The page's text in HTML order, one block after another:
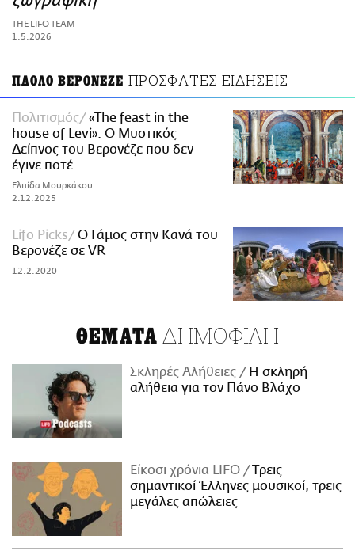
ΑΜΠΑ
PRINT
THE LIFO TEAM
1.5.2026
ΠΑΟΛΟ ΒΕΡΟΝΕΖΕ ΠΡΟΣΦΑΤΕΣ ΕΙΔΗΣΕΙΣ
Πολιτισμός
«The feast in the
house of Levi»: O Μυστικός
Δείπνος του Βερονέζε που δεν
έγινε ποτέ
Ελπίδα Μουρκάκου
2.12.2025
Lifo Picks
Ο Γάμος στην Κανά του
Βερονέζε σε VR
12.2.2020
ΘΕΜΑΤΑ ΔΗΜΟΦΙΛΗ
Σκληρές Αλήθειες
H σκληρή
αλήθεια για τον Πάνο Βλάχο
Είκοσι χρόνια LIFO
Tρεις
σημαντικοί Έλληνες μουσικοί, τρεις
μεγάλες απώλειες